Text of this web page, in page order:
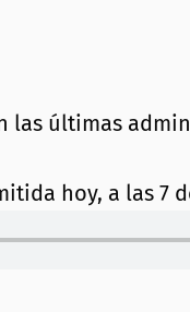
las últimas
hoy, a las 7